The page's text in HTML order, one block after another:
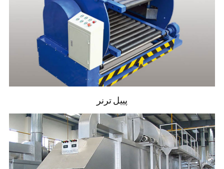
پییل ترنر